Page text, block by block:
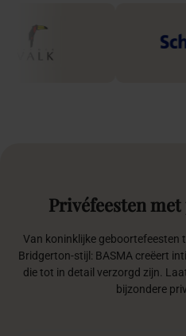
Privéfeesten met
Van koninklijke geboortefeesten
Bridgerton-stijl: BASMA creëert
die tot in detail verzorgd zijn.
bijzondere